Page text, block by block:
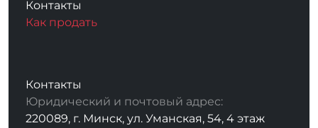
Контакты
Как продать
Контакты
Юридический и почтовый адрес:
220089, г. Минск, ул. Уманская, 54, 4 этаж